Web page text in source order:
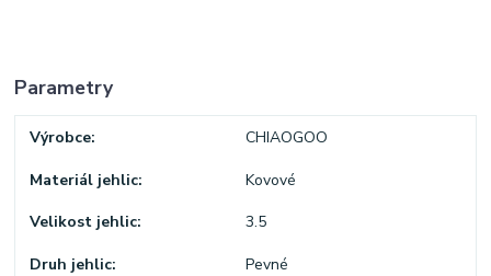
Parametry
Výrobce CHIAOGOO
Materiál jehlic Kovové
Velikost jehlic 3.5
Druh jehlic Pevné